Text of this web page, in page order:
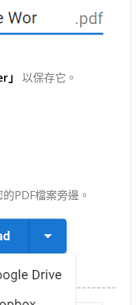
」 以保存它。
PDF檔案旁邊。